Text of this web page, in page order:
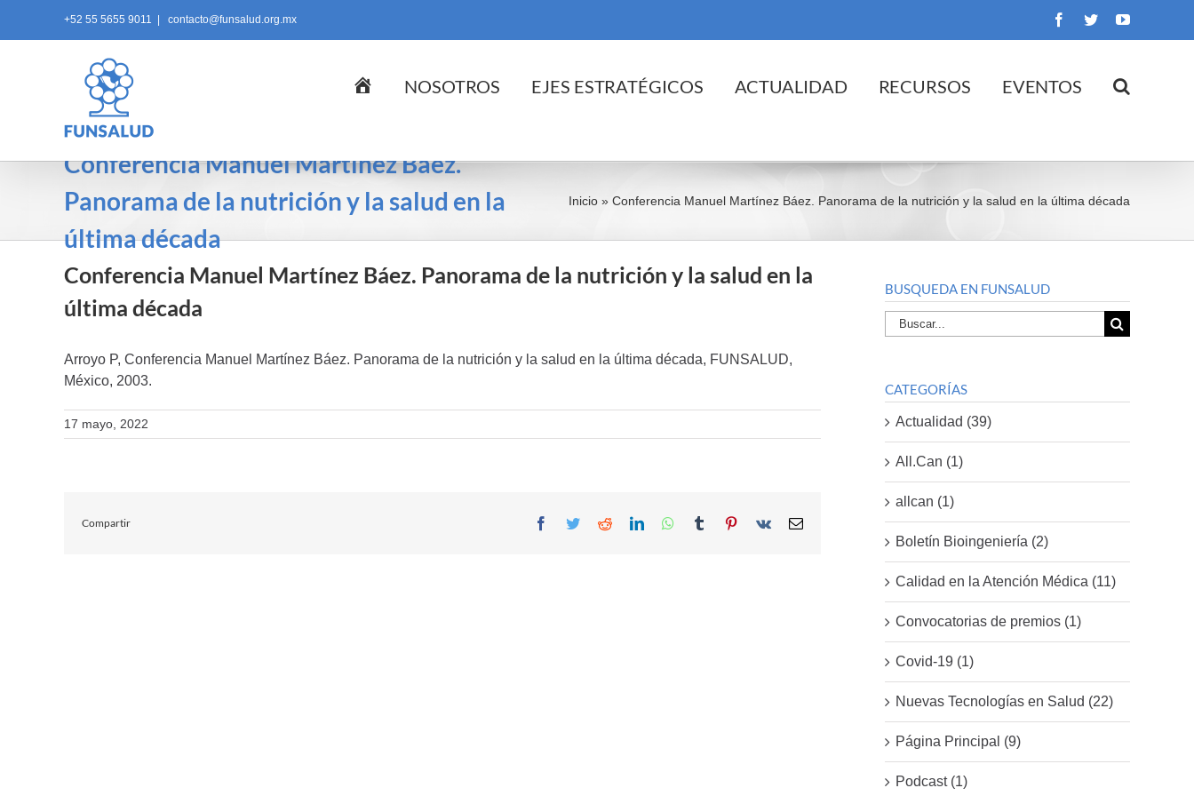
+52 55 5655 9011 contacto@funsalud.org.mx Facebook
TwitterYouTube
InicioNOSOTROS EJES ESTRATÉGICOS ACTUALIDAD RECURSOS EVENTOS
Conferencia Manuel Martínez Báez.
Panorama de la nutrición y la salud en la
última década
Inicio » Conferencia Manuel Martínez Báez. Panorama de la nutrición y la salud en la última década
Conferencia Manuel Martínez Báez. Panorama de la nutrición y la salud en la
última década
Arroyo P, Conferencia Manuel Martínez Báez. Panorama de la nutrición y la salud en la última década, FUNSALUD,
México, 2003.
17 mayo, 2022
Compartir Facebook
TwitterRedditLinkedInWhatsApp
Tumblr Pinterest
Vk Email
BUSQUEDA EN FUNSALUD
Buscar
por:
CATEGORÍAS
Actualidad (39)
All.Can (1)
allcan (1)
Boletín Bioingeniería (2)
Calidad en la Atención Médica (11)
Convocatorias de premios (1)
Covid-19 (1)
Nuevas Tecnologías en Salud (22)
Página Principal (9)
Podcast (1)